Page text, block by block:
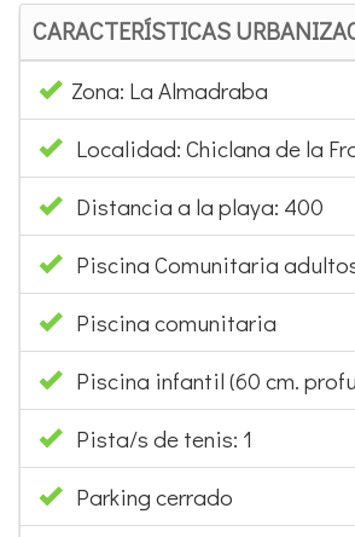
CARACTERÍSTICAS
Zona: La Almadraba
Localidad: Chiclana de la
Distancia a la playa: 400
Piscina Comunitaria
Piscina comunitaria
Piscina infantil (60 cm.
Pista/s de tenis: 1
Parking cerrado